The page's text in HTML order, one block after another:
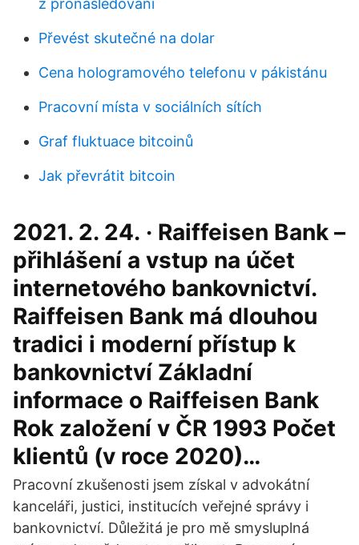
z pronásledování
Převést skutečné na dolar
Cena hologramového telefonu v pákistánu
Pracovní místa v sociálních sítích
Graf fluktuace bitcoinů
Jak převrátit bitcoin
2021. 2. 24. · Raiffeisen Bank –
přihlášení a vstup na účet
internetového bankovnictví.
Raiffeisen Bank má dlouhou
tradici i moderní přístup k
bankovnictví Základní
informace o Raiffeisen Bank
Rok založení v ČR 1993 Počet
klientů (v roce 2020)…
Pracovní zkušenosti jsem získal v advokátní
kanceláři, justici, institucích veřejné správy i
bankovnictví. Důležitá je pro mě smysluplná